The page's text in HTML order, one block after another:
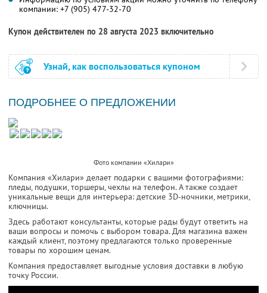
компании: +7 (905) 477-32-70
Купон действителен по 28 августа 2023 включительно
Узнай, как воспользоваться купоном
ПОДРОБНЕЕ О ПРЕДЛОЖЕНИИ
Фото компании «Хилари»
Компания «Хилари» делает подарки с вашими фотографиями:
пледы, подушки, торшеры, чехлы на телефон. А также создает
уникальные вещи для интерьера: детские 3D-ночники, метрики,
ключницы.
Здесь работают консультанты, которые рады будут ответить на
ваши вопросы и помочь с выбором товара. Для магазина важен
каждый клиент, поэтому предлагаются только проверенные
товары по хорошим ценам.
Компания предоставляет выгодные условия доставки в любую
точку России.